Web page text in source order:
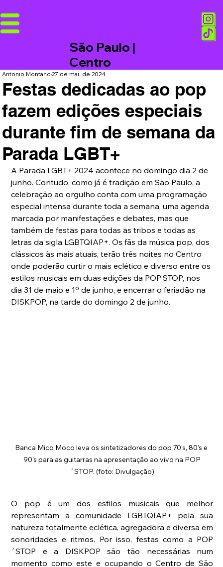
São Paulo |
Centro
Festas dedicadas ao pop
fazem edições especiais
durante fim de semana da
Parada LGBT+
Antonio Montano27 de mai. de 2024
A Parada LGBT+ 2024 acontece no domingo dia 2 de
junho. Contudo, como já é tradição em São Paulo, a
celebração ao orgulho conta com uma programação
especial intensa durante toda a semana, uma agenda
marcada por manifestações e debates, mas que
também de festas para todas as tribos e todas as
letras da sigla LGBTQIAP+. Os fãs da música pop, dos
clássicos às mais atuais, terão três noites no Centro
onde poderão curtir o mais eclético e diverso entre os
estilos musicais em duas edições da POP’STOP, nos
dia 31 de maio e 1º de junho, e encerrar o feriadão na
DISKPOP, na tarde do domingo 2 de junho.
Banca Mico Moco leva os sintetizadores do pop 70's, 80's e
90's para as guitarras na apresentação ao vivo na POP
´STOP. (foto: Divulgação)
O pop é um dos estilos musicais que melhor
representam a comunidade LGBTQIAP+ pela sua
natureza totalmente eclética, agregadora e diversa em
sonoridades e ritmos. Por isso, festas como a POP
´STOP e a DISKPOP são tão necessárias num
momento como este e ocupando o Centro de São